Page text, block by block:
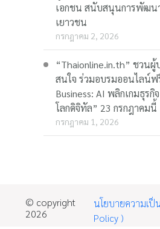
เอกชน สนับสนุนการพัฒน
เยาวชน
กรกฎาคม 2, 2026
“Thaionline.in.th” ชวนผู้
สนใจ ร่วมอบรมออนไลน์ฟ
Business: AI พลิกเกมธุรกิ
โลกดิจิทัล” 23 กรกฎาคมนี้
กรกฎาคม 1, 2026
© copyright
2026
นโยบายความเป็
Policy )